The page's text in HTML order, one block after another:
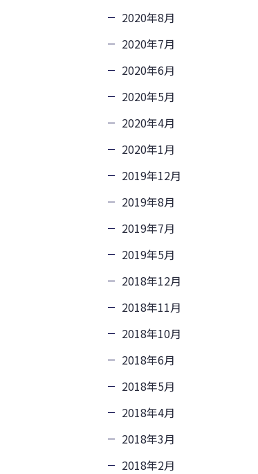
2020年8月
2020年7月
2020年6月
2020年5月
2020年4月
2020年1月
2019年12月
2019年8月
2019年7月
2019年5月
2018年12月
2018年11月
2018年10月
2018年6月
2018年5月
2018年4月
2018年3月
2018年2月